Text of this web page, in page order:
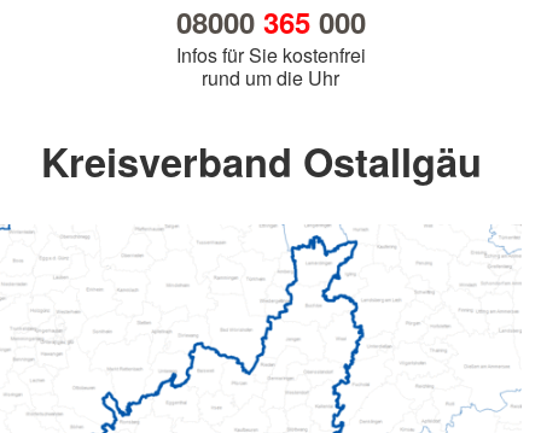
08000 365000
Infos für Sie kostenfrei
rund um die Uhr
Kreisverband Ostallgäu